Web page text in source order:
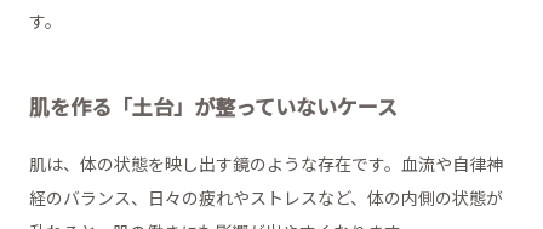
す。
肌を作る「土台」が整っていないケース
肌は、体の状態を映し出す鏡のような存在です。血流や自律神
経のバランス、日々の疲れやストレスなど、体の内側の状態が